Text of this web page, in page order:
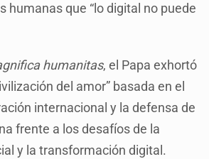
humanas que “lo digital no puede
humanitas, el Papa exhortó
del amor” basada en el
internacional y la defensa de
frente a los desafíos de la
y la transformación digital.